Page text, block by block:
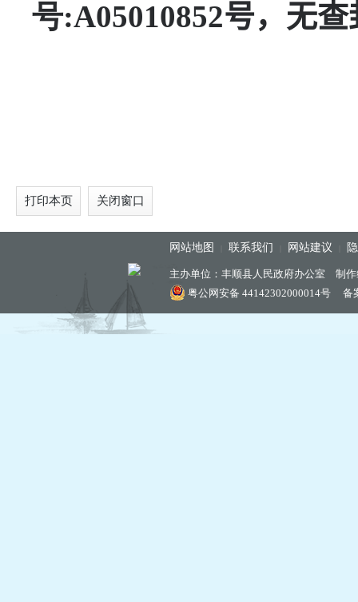
号:A05010852号，无
打印本页 关闭窗口
网站地图 联系我们 网站建议
主办单位：丰顺县人民政府办公室 制
粤公网安备 44142302000014号
备